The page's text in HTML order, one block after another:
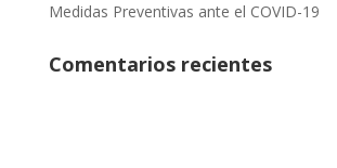
Medidas Preventivas ante el COVID-19
Comentarios recientes